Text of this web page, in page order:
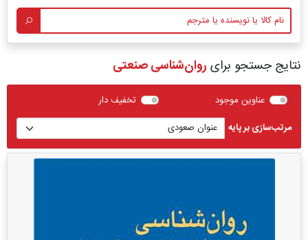
نتایج جستجو برای روان‌شناسی صنعتی
عناوین موجود
تخفیف دار
مرتب‌سازی بر پایه